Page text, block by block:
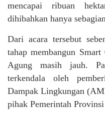
mencapai ribuan
dihibahkan hanya
Dari acara tersebut
tahap membangun
Agung masih jauh.
terkendala oleh
Dampak Lingkungan
pihak Pemerintah